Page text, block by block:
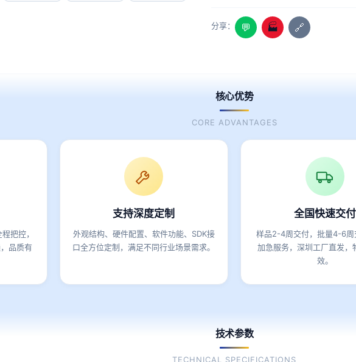
分享： 💬 🏭 🔗
核心优势
CORE ADVANTAGES
把控，
品质有
支持深度定制
外观结构、硬件配置、软件功能、SDK接
口全方位定制，满足不同行业场景需求。
全国快速交付
样品2-4周交付，批量4-6周
加急服务，深圳工厂直发，
效。
技术参数
TECHNICAL SPECIFICATIONS